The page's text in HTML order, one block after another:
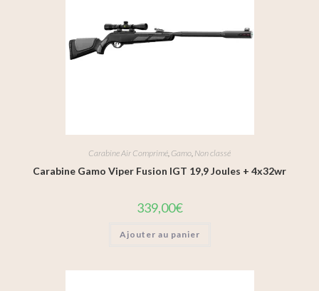
Carabine Air Comprimé, Gamo, Non classé
Carabine Gamo Viper Fusion IGT 19,9 Joules + 4x32wr
339,00€
Ajouter au panier